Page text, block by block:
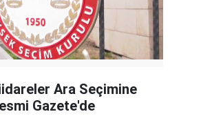
Ara Seçimine
Gazete'de